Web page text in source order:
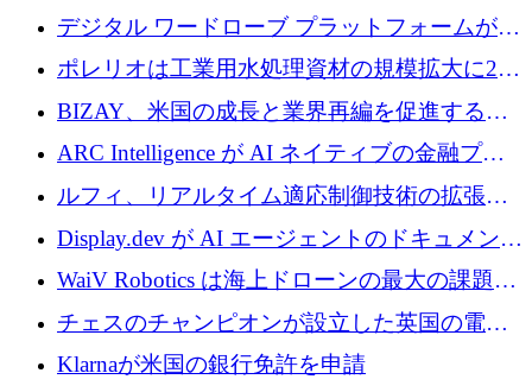
を削減するために 130 万ドルを調達
デジタル ワードローブ プラットフォームが
1,000 万人のユーザーに到達し、Whering が
700 万ドルを獲得
ポレリオは工業用水処理資材の規模拡大に240
万ユーロを確保
BIZAY、米国の成長と業界再編を促進するた
めに5,500万ドルを確保
ARC Intelligence が AI ネイティブの金融プラ
ットフォームを拡大するために 400 万ユーロ
ルフィ、リアルタイム適応制御技術の拡張に
810万ポンドを確保
Display.dev が AI エージェントのドキュメント
コラボレーションを強化するために 47 万ユー
WaiV Robotics は海上ドローンの最大の課題の
1 つをどのように解決しているか
チェスのチャンピオンが設立した英国の電池
材料スタートアップ TaiSan が 465 万ポンドを
Klarnaが米国の銀行免許を申請